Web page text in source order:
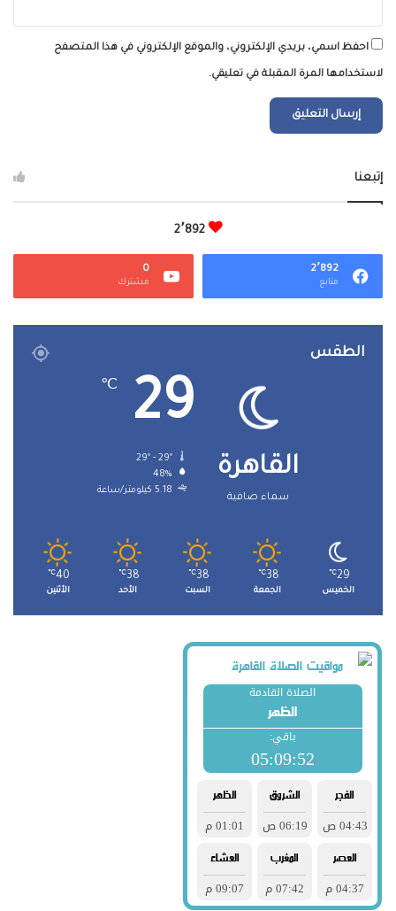
احفظ اسمي، بريدي الإلكتروني، والموقع الإلكتروني في هذا المتصفح
لاستخدامها المرة المقبلة في تعليقي.
إتبعنا
2٬892
2٬892
متابع
0
مشترك
الطقس
القاهرة
سماء صافية
29
℃
48%
5.18 كيلومتر/ساعة
29
℃
الخميس
38
℃
الجمعة
38
℃
السبت
38
℃
الأحد
40
℃
الأثنين